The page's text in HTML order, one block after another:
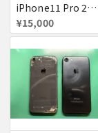
iPhone11 Pro 256GB ジャンク品
¥15,000